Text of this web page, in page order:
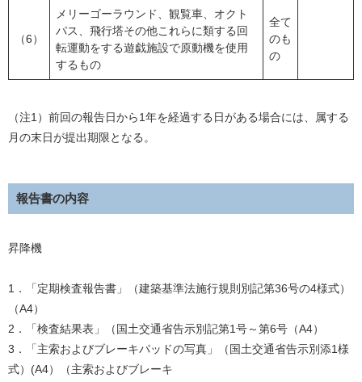
（6）
メリーゴーラウンド、観覧車、オクト
パス、飛行塔その他これらに類する回
転運動をする遊戯施設で原動機を使用
するもの
全て
のも
の
（注1）前回の報告日から1年を経過する日がある場合には、属する
月の末日が提出期限となる。
報告書の内容
昇降機
1．「定期検査報告書」（建築基準法施行規則別記第36号の4様式）
（A4）
2．「検査結果表」（国土交通省告示別記第1号～第6号（A4）
3．「主索およびブレーキパッドの写真」（国土交通省告示別添1様
式）(A4）（主索およびブレーキ